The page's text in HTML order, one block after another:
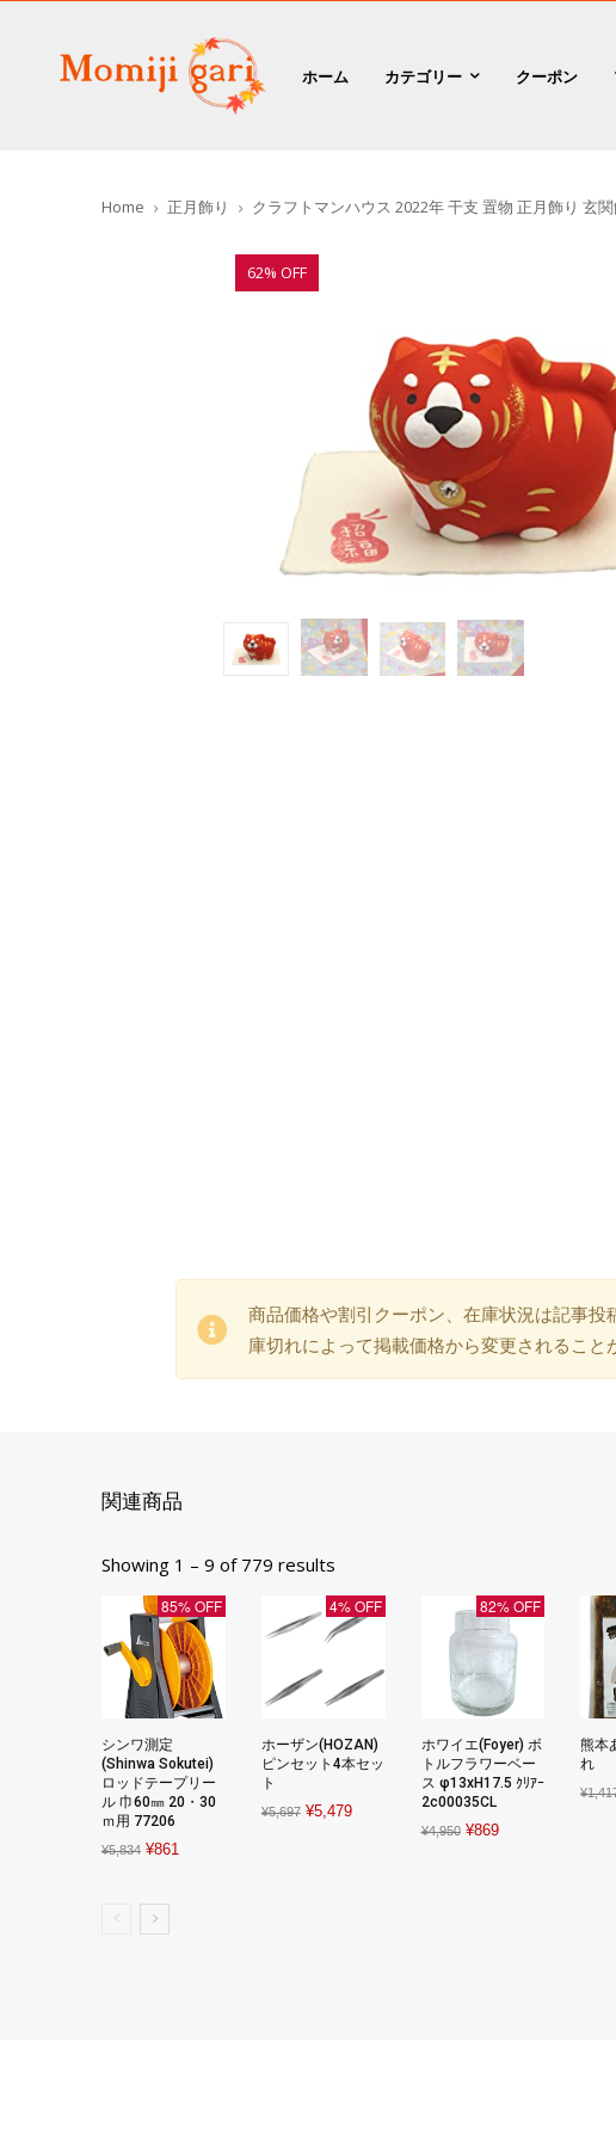
ホーム カテゴリー クーポン
Home 正月飾り クラフトマンハウス 2022年 干支 置物 正月飾り 玄
62% OFF
商品価格や割引クーポン、在庫状況は記事
庫切れによって掲載価格から変更されること
関連商品
Showing 1 – 9 of 779 results
85% OFF
シンワ測定
(Shinwa Sokutei)
ロッドテープリー
ル 巾60㎜ 20・30
ｍ用 77206
¥5,834 Original
was:
¥5,834.
¥861
4% OFF
ホーザン(HOZAN)
ピンセット4本セッ
ト
¥5,697 Original
¥5,479Current
82% OFF
ホワイエ(Foyer) ボ
トルフラワーベー
ス φ13xH17.5 ｸﾘｱｰ
2c00035CL
¥4,950 Original
¥869Current
熊本
れ
¥